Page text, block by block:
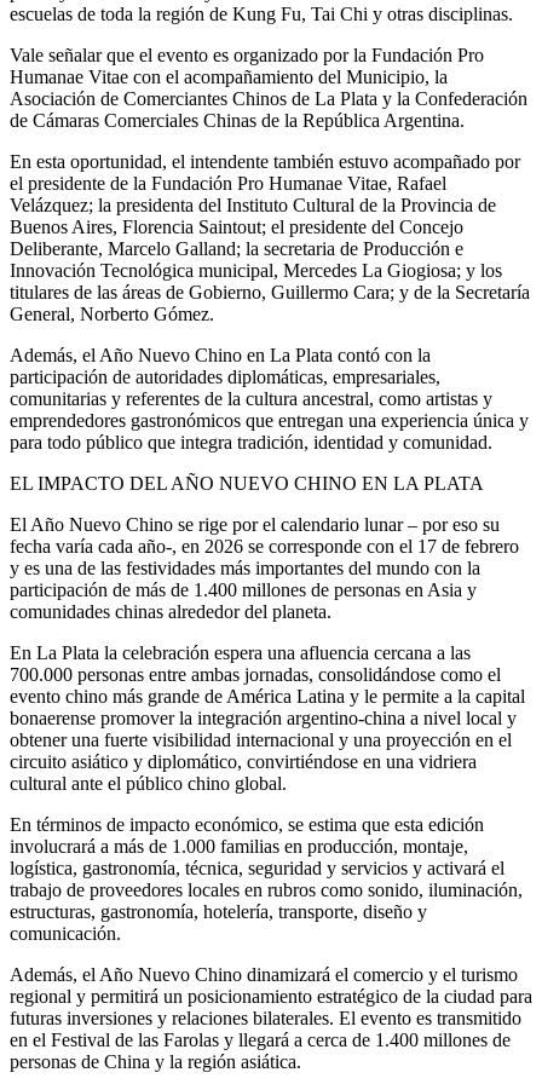
escuelas de toda la región de Kung Fu, Tai Chi y otras disciplinas.
Vale señalar que el evento es organizado por la Fundación Pro
Humanae Vitae con el acompañamiento del Municipio, la
Asociación de Comerciantes Chinos de La Plata y la Confederación
de Cámaras Comerciales Chinas de la República Argentina.
En esta oportunidad, el intendente también estuvo acompañado por
el presidente de la Fundación Pro Humanae Vitae, Rafael
Velázquez; la presidenta del Instituto Cultural de la Provincia de
Buenos Aires, Florencia Saintout; el presidente del Concejo
Deliberante, Marcelo Galland; la secretaria de Producción e
Innovación Tecnológica municipal, Mercedes La Giogiosa; y los
titulares de las áreas de Gobierno, Guillermo Cara; y de la Secretaría
General, Norberto Gómez.
Además, el Año Nuevo Chino en La Plata contó con la
participación de autoridades diplomáticas, empresariales,
comunitarias y referentes de la cultura ancestral, como artistas y
emprendedores gastronómicos que entregan una experiencia única y
para todo público que integra tradición, identidad y comunidad.
EL IMPACTO DEL AÑO NUEVO CHINO EN LA PLATA
El Año Nuevo Chino se rige por el calendario lunar – por eso su
fecha varía cada año-, en 2026 se corresponde con el 17 de febrero
y es una de las festividades más importantes del mundo con la
participación de más de 1.400 millones de personas en Asia y
comunidades chinas alrededor del planeta.
En La Plata la celebración espera una afluencia cercana a las
700.000 personas entre ambas jornadas, consolidándose como el
evento chino más grande de América Latina y le permite a la capital
bonaerense promover la integración argentino-china a nivel local y
obtener una fuerte visibilidad internacional y una proyección en el
circuito asiático y diplomático, convirtiéndose en una vidriera
cultural ante el público chino global.
En términos de impacto económico, se estima que esta edición
involucrará a más de 1.000 familias en producción, montaje,
logística, gastronomía, técnica, seguridad y servicios y activará el
trabajo de proveedores locales en rubros como sonido, iluminación,
estructuras, gastronomía, hotelería, transporte, diseño y
comunicación.
Además, el Año Nuevo Chino dinamizará el comercio y el turismo
regional y permitirá un posicionamiento estratégico de la ciudad para
futuras inversiones y relaciones bilaterales. El evento es transmitido
en el Festival de las Farolas y llegará a cerca de 1.400 millones de
personas de China y la región asiática.